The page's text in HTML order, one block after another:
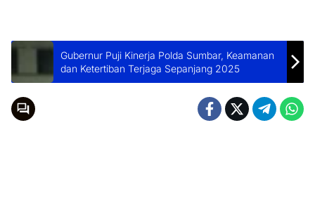
Gubernur Puji Kinerja Polda Sumbar, Keamanan
dan Ketertiban Terjaga Sepanjang 2025